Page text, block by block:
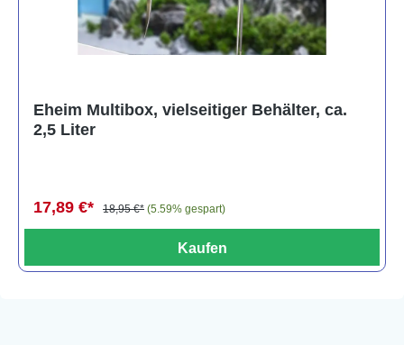
Eheim Multibox, vielseitiger Behälter, ca.
2,5 Liter
17,89 €* 18,95 €* (5.59% gespart)
Kaufen